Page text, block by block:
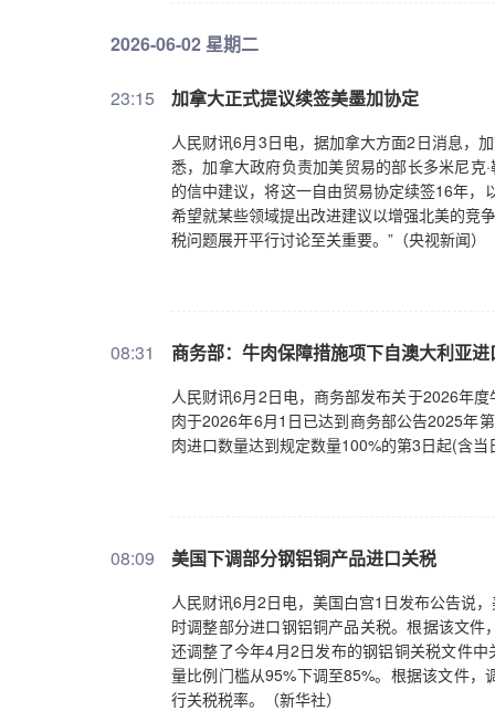
2026-06-02 星期二
23:15 加拿大正式提议续签美墨加协定
人民财讯6月3日电，据加拿大方面2日消息，
悉，加拿大政府负责加美贸易的部长多米尼克
的信中建议，将这一自由贸易协定续签16年，
希望就某些领域提出改进建议以增强北美的竞
税问题展开平行讨论至关重要。”（央视新闻）
08:31 商务部：牛肉保障措施项下自澳大利亚
人民财讯6月2日电，商务部发布关于2026年
肉于2026年6月1日已达到商务部公告2025年
肉进口数量达到规定数量100%的第3日起(含
08:09 美国下调部分钢铝铜产品进口关税
人民财讯6月2日电，美国白宫1日发布公告说
时调整部分进口钢铝铜产品关税。根据该文
还调整了今年4月2日发布的钢铝铜关税文件
量比例门槛从95%下调至85%。根据该文件
行关税税率。（新华社）